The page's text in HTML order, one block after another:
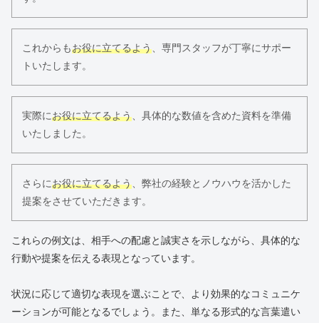
これからもお役に立てるよう、専門スタッフが丁寧にサポー
トいたします。
実際にお役に立てるよう、具体的な数値を含めた資料を準備
いたしました。
さらにお役に立てるよう、弊社の経験とノウハウを活かした
提案をさせていただきます。
これらの例文は、相手への配慮と誠実さを示しながら、具体的な
行動や提案を伝える表現となっています。
状況に応じて適切な表現を選ぶことで、より効果的なコミュニケ
ーションが可能となるでしょう。また、単なる形式的な言葉遣い